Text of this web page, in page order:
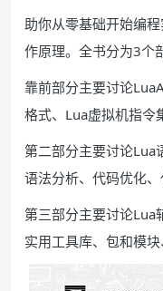
助你从零基础开始编
作原理。全书分为3个
靠前部分主要讨论
格式、Lua虚拟机指令
第二部分主要讨论Lua
语法分析、代码优化、
第三部分主要讨论Lua
实用工具库、包和模块